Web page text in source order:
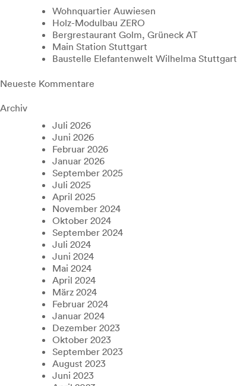
Wohnquartier Auwiesen
Holz-Modulbau ZERO
Bergrestaurant Golm, Grüneck AT
Main Station Stuttgart
Baustelle Elefantenwelt Wilhelma Stuttgart
Neueste Kommentare
Archiv
Juli 2026
Juni 2026
Februar 2026
Januar 2026
September 2025
Juli 2025
April 2025
November 2024
Oktober 2024
September 2024
Juli 2024
Juni 2024
Mai 2024
April 2024
März 2024
Februar 2024
Januar 2024
Dezember 2023
Oktober 2023
September 2023
August 2023
Juni 2023